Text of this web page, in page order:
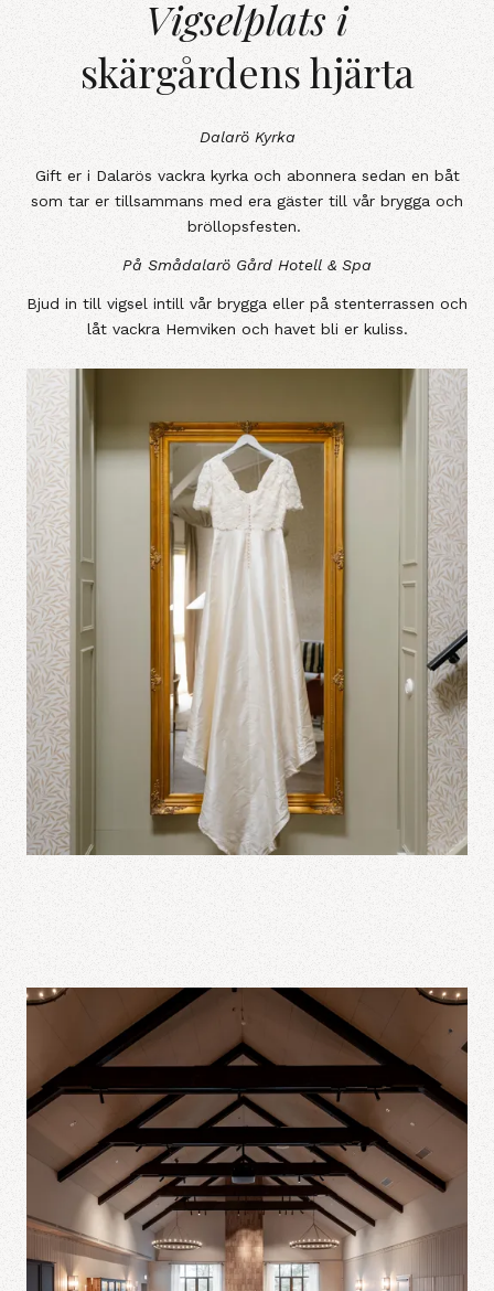
Vigselplats iskärgårdens hjärta
Vigselplats i
skärgårdens hjärta
Dalarö Kyrka
Gift er i Dalarös vackra kyrka och abonnera sedan en båt
som tar er tillsammans med era gäster till vår brygga och
bröllopsfesten.
På Smådalarö Gård Hotell & Spa
Bjud in till vigsel intill vår brygga eller på stenterrassen och
låt vackra Hemviken och havet bli er kuliss.